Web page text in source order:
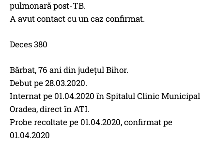
pulmonară post-TB.
A avut contact cu un caz confirmat.
Deces 380
Bărbat, 76 ani din județul Bihor.
Debut pe 28.03.2020.
Internat pe 01.04.2020 în Spitalul Clinic Municipal
Oradea, direct în ATI.
Probe recoltate pe 01.04.2020, confirmat pe
01.04.2020